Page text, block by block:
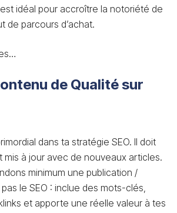
idéal pour accroître la notoriété de
de parcours d’achat.
de Qualité sur
dans ta stratégie SEO. Il doit
mis à jour avec de nouveaux articles.
minimum une publication /
le SEO : inclue des mots-clés,
et apporte une réelle valeur à tes